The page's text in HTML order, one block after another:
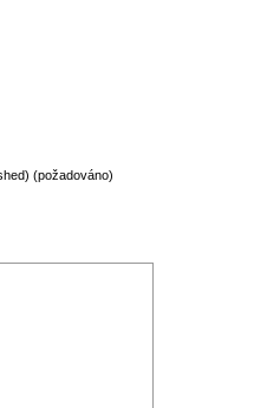
(požadováno)